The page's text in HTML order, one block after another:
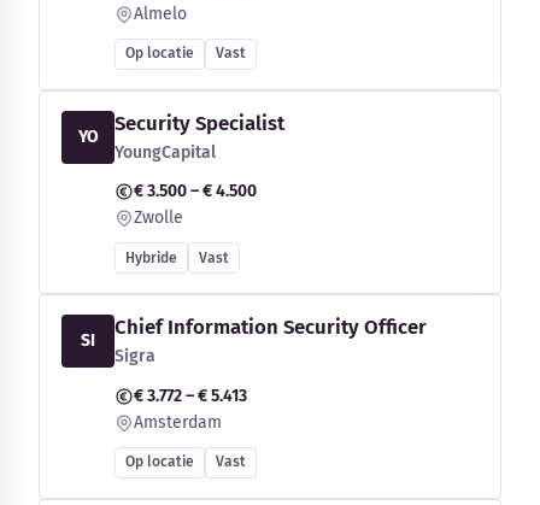
Almelo
Op locatie Vast
YO
Security Specialist
YoungCapital
€ 3.500 – € 4.500
Zwolle
Hybride Vast
SI
Chief Information Security Officer
Sigra
€ 3.772 – € 5.413
Amsterdam
Op locatie Vast